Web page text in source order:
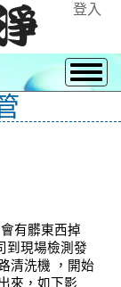
登入
有髒東西掉
到現場檢測發
清洗機 ，開始
來，如下影